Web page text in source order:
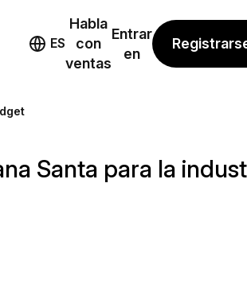
ES
Habla
con
ventas
Entrar
en
Santa para la